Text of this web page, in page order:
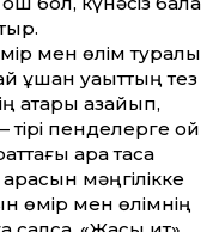
мен өлім туралы
уақыт­тың тез
қатары азайып,
тірі пенделерге ой
қара тасқа
мәңгілікке
өмір мен өлімнің